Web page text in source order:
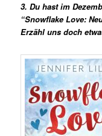
3. Du hast im
“Snowflake Love:
Erzähl uns doch